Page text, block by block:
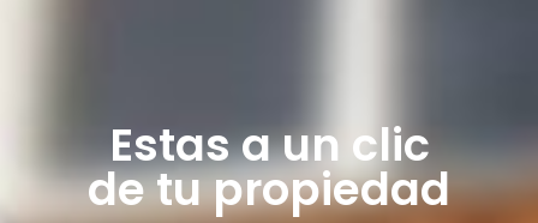
Estas a un clic
de tu propiedad